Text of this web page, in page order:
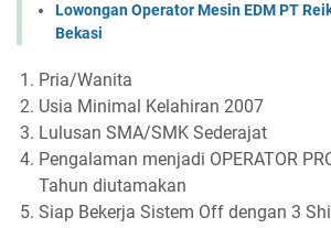
Lowongan Operator Mesin EDM PT
Bekasi
Pria/Wanita
Usia Minimal Kelahiran 2007
Lulusan SMA/SMK Sederajat
Pengalaman menjadi OPERATOR
Tahun diutamakan
Siap Bekerja Sistem Off dengan 3